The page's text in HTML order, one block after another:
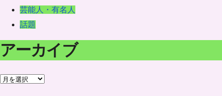
芸能人・有名人
話題
アーカイブ
ア